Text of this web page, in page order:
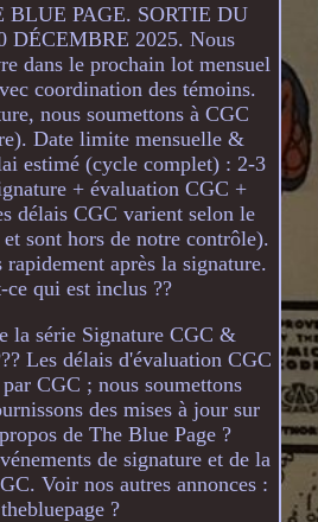
BLUE PAGE. SORTIE DU
DÉCEMBRE 2025. Nous
dans le prochain lot mensuel
coordination des témoins.
nous soumettons à CGC
Date limite mensuelle &
estimé (cycle complet) : 2-3
+ évaluation CGC +
délais CGC varient selon le
sont hors de notre contrôle).
rapidement après la signature.
ce qui est inclus ??
la série Signature CGC &
Les délais d'évaluation CGC
CGC ; nous soumettons
des mises à jour sur
de The Blue Page ?
de signature et de la
Voir nos autres annonces :
thebluepage ?